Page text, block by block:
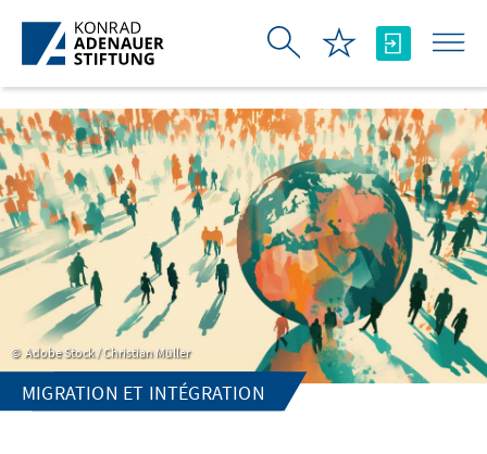
Saut au contenu principal
Adobe Stock / Christian Müller
MIGRATION ET INTÉGRATION